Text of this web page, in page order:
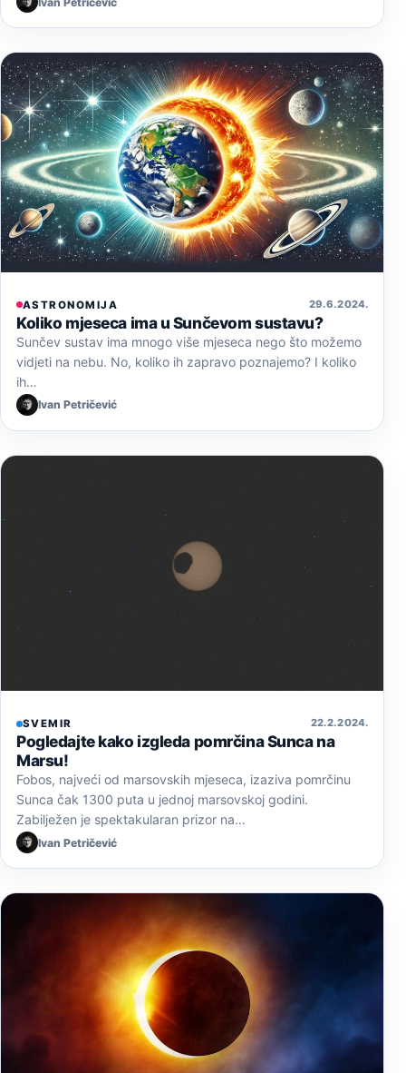
ASTRONOMIJA 29. 6. 2024.
Koliko mjeseca ima u Sunčevom sustavu?
Sunčev sustav ima mnogo više mjeseca nego što možemo
vidjeti na nebu. No, koliko ih zapravo poznajemo? I koliko
ih…
Ivan Petričević
SVEMIR 22. 2. 2024.
Pogledajte kako izgleda pomrčina Sunca na
Marsu!
Fobos, najveći od marsovskih mjeseca, izaziva pomrčinu
Sunca čak 1300 puta u jednoj marsovskoj godini.
Zabilježen je spektakularan prizor na…
Ivan Petričević